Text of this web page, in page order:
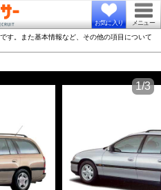
お気に入り メニュー
す。また基本情報など、その他の項目について
1/3